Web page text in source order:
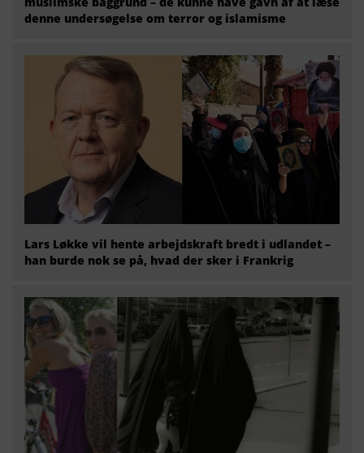
denne undersøgelse om terror og islamisme
Lars Løkke vil hente arbejdskraft bredt i udlandet –
han burde nok se på, hvad der sker i Frankrig